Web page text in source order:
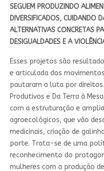
SEGUEM PRODUZINDO
DIVERSIFICADOS, CUIDANDO
ALTERNATIVAS CONCRETAS
DESIGUALDADES E A
Esses projetos são
e articulada dos
pautaram a luta por
Produtivos e Da Terra à
com a estruturação e
agroecológicos, que vão
medicinais, criação de
porte. Trata-se de uma
reconhecimento do
mulheres com a produção